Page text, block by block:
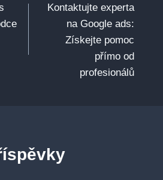
Kontaktujte experta
na Google ads:
Získejte pomoc
přímo od
profesionálů